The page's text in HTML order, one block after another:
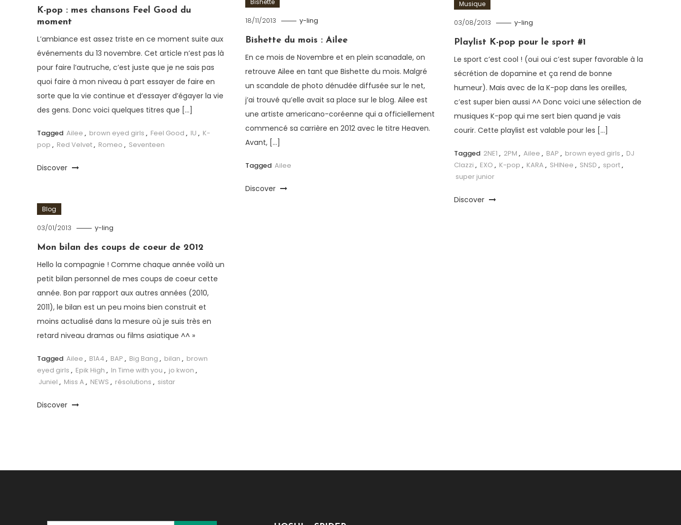
K-pop : mes chansons Feel Good du
moment
L’ambiance est assez triste en ce moment suite aux
événements du 13 novembre. Cet article n’est pas là
pour faire l’autruche, c’est juste que je ne sais pas
quoi faire à mon niveau à part essayer de faire en
sorte que la vie continue et d’essayer d’égayer la vie
des gens. Donc voici quelques titres que […]
Tagged Ailee , brown eyed girls , Feel Good , IU , K-
pop , Red Velvet, Romeo , Seventeen
Discover
Bishette
18/11/2013 y-ling
Bishette du mois : Ailee
En ce mois de Novembre et en plein scanadale, on
retrouve Ailee en tant que Bishette du mois. Malgré
un scandale de photo dénudée diffusée sur le net,
j’ai trouvé qu’elle avait sa place sur le blog. Ailee est
une artiste americano-coréenne qui a officiellement
commencé sa carrière en 2012 avec le titre Heaven.
Avant, […]
Tagged Ailee
Discover
Musique
03/08/2013 y-ling
Playlist K-pop pour le sport #1
Le sport c’est cool ! (oui oui c’est super favorable à la
sécrétion de dopamine et ça rend de bonne
humeur). Mais avec de la K-pop dans les oreilles,
c’est super bien aussi ^^ Donc voici une sélection de
musiques K-pop qui me sert bien quand je vais
courir. Cette playlist est valable pour les […]
Tagged 2NE1 , 2PM , Ailee , BAP , brown eyed girls , DJ
Clazzi , EXO , K-pop , KARA , SHINee , SNSD , sport,
super junior
Discover
Blog
03/01/2013 y-ling
Mon bilan des coups de coeur de 2012
Hello la compagnie ! Comme chaque année voilà un
petit bilan personnel de mes coups de coeur cette
année. Bon par rapport aux autres années (2010,
2011), le bilan est un peu moins bien construit et
moins actualisé dans la mesure où je suis très en
retard niveau dramas ou films asiatique ^^ »
Tagged Ailee , B1A4 , BAP , Big Bang , bilan , brown
eyed girls , Epik High , In Time with you , jo kwon ,
Juniel , Miss A , NEWS , résolutions , sistar
Discover